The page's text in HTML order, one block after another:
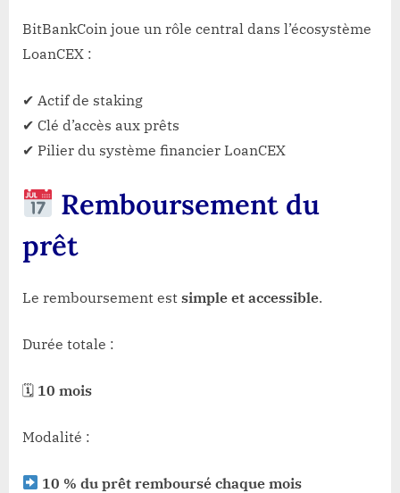
BitBankCoin joue un rôle central dans l’écosystème
LoanCEX :
✔ Actif de staking
✔ Clé d’accès aux prêts
✔ Pilier du système financier LoanCEX
Remboursement du
prêt
Le remboursement est simple et accessible.
Durée totale :
🗓 10 mois
Modalité :
10 % du prêt remboursé chaque mois